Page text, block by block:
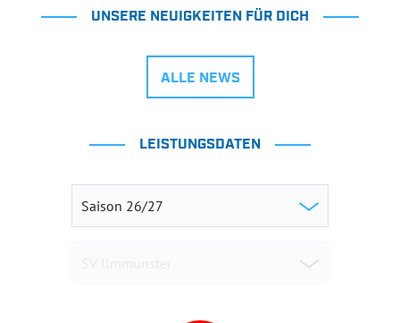
UNSERE NEUIGKEITEN FÜR DICH
ALLE NEWS
LEISTUNGSDATEN